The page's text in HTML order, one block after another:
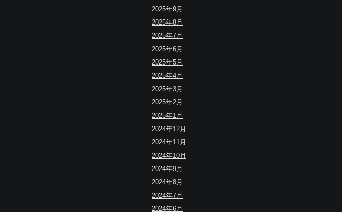
2025年9月
2025年8月
2025年7月
2025年6月
2025年5月
2025年4月
2025年3月
2025年2月
2025年1月
2024年12月
2024年11月
2024年10月
2024年9月
2024年8月
2024年7月
2024年6月